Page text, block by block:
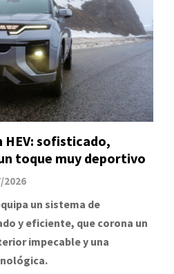
HEV: sofisticado,
toque muy deportivo
2026
un sistema de
y eficiente, que corona un
impecable y una